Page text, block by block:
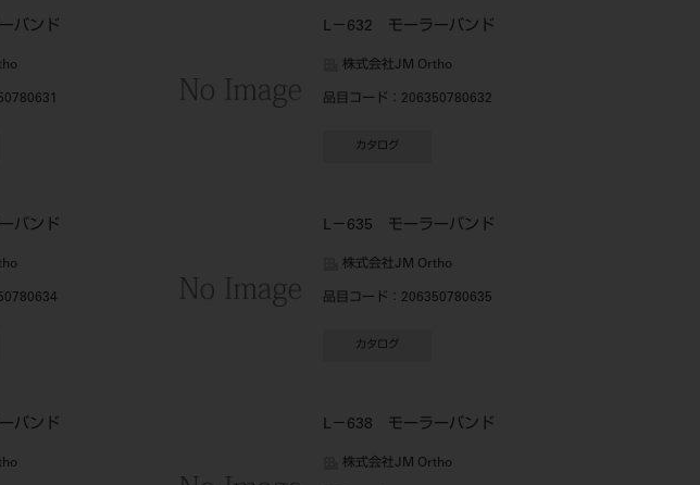
バンド L－632 モーラーバンド
株式会社JM Ortho
品目コード ：206350780632
カタログ
バンド L－635 モーラーバンド
株式会社JM Ortho
品目コード ：206350780635
カタログ
バンド L－638 モーラーバンド
株式会社JM Ortho